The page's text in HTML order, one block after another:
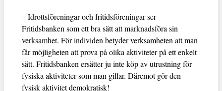
– Idrottsföreningar och fritidsföreningar ser
Fritidsbanken som ett bra sätt att marknadsföra sin
verksamhet. För individen betyder verksamheten att man
får möjligheten att prova på olika aktiviteter på ett enkelt
sätt. Fritidsbanken ersätter ju inte köp av utrustning för
fysiska aktiviteter som man gillar. Däremot gör den
fysisk aktivitet demokratisk!